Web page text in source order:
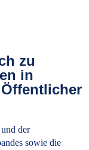
zu
in
der
sowie die